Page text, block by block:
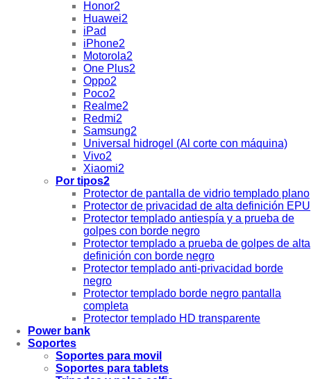
Honor2
Huawei2
iPad
iPhone2
Motorola2
One Plus2
Oppo2
Poco2
Realme2
Redmi2
Samsung2
Universal hidrogel (Al corte con máquina)
Vivo2
Xiaomi2
Por tipos2
Protector de pantalla de vidrio templado plano
Protector de privacidad de alta definición EPU
Protector templado antiespía y a prueba de
golpes con borde negro
Protector templado a prueba de golpes de alta
definición con borde negro
Protector templado anti-privacidad borde
negro
Protector templado borde negro pantalla
completa
Protector templado HD transparente
Power bank
Soportes
Soportes para movil
Soportes para tablets